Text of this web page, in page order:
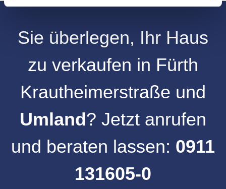
Sie überlegen, Ihr Haus
zu verkaufen in Fürth
Krautheimerstraße und
Umland? Jetzt anrufen
und beraten lassen: 0911
131605-0